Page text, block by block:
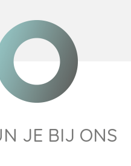
JE BIJ ONS